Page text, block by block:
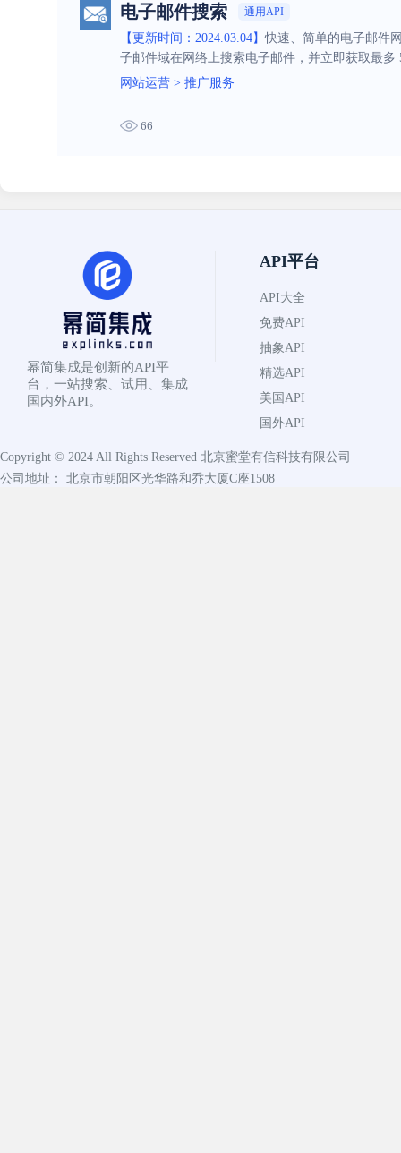
电子邮件搜索 通用API
【更新时间：2024.03.04】快速、简单的电子邮件
子邮件域在网络上搜索电子邮件，并立即获取最多
网站运营 > 推广服务
66
幂简集成是创新的API平
台，一站搜索、试用、集成
国内外API。
API平台
API大全
免费API
抽象API
精选API
美国API
国外API
Copyright © 2024 All Rights Reserved 北京蜜堂有信科技有限公司
公司地址： 北京市朝阳区光华路和乔大厦C座1508